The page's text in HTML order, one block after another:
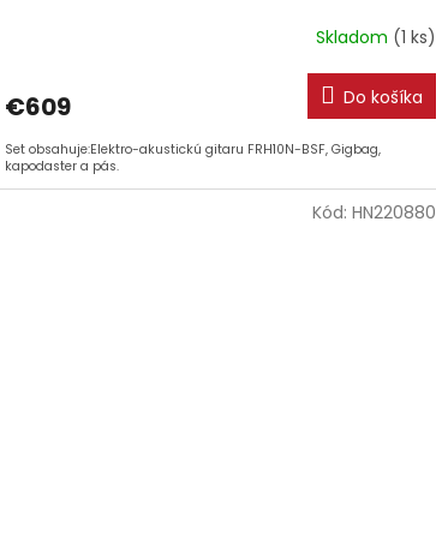
Skladom (1 ks)
€609 Do košíka
Set obsahuje:Elektro-akustickú gitaru FRH10N-BSF, Gigbag,
kapodaster a pás.
Kód: HN220880